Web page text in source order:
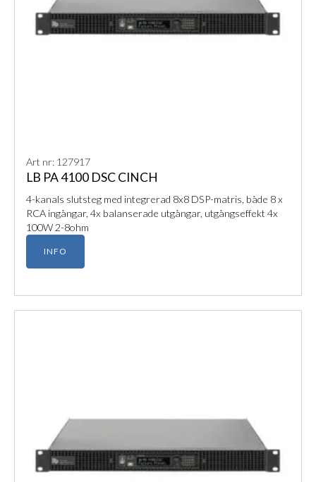
Art nr: 127917
LB PA 4100 DSC CINCH
4-kanals slutsteg med integrerad 8x8 DSP-matris, både 8 x
RCA ingångar, 4x balanserade utgångar, utgångseffekt 4x
100W 2-8ohm
INFO